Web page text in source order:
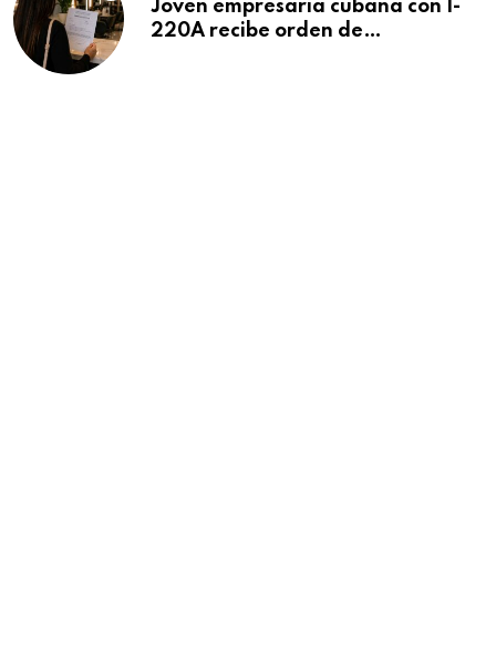
Joven empresaria cubana con I-
220A recibe orden de